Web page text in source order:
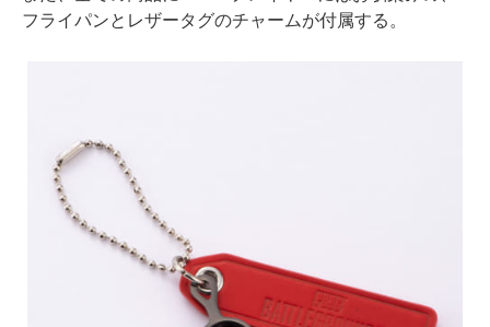
フライパンとレザータグのチャームが付属する。